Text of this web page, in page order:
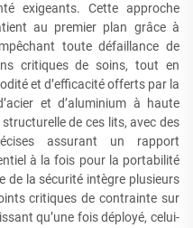
exigeants. Cette approche
au premier plan grâce à
toute défaillance de
critiques de soins, tout en
et d’efficacité offerts par la
et d’aluminium à haute
de ces lits, avec des
assurant un rapport
à la fois pour la portabilité
de la sécurité intègre plusieurs
critiques de contrainte sur
qu’une fois déployé, celui-